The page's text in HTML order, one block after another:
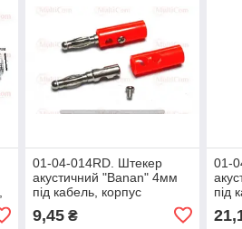
01-04-014RD. Штекер
акустичний "Banan" 4мм
під кабель, корпус
червоний
9,45₴
01-
під